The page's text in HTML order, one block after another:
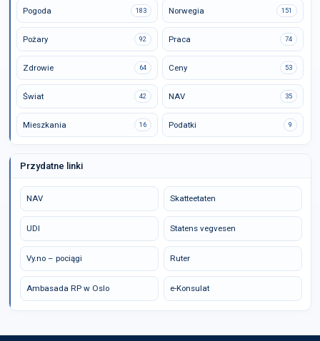
Pogoda 183 Norwegia 151
Pożary 92 Praca 74
Zdrowie 64 Ceny 53
Świat 42 NAV 35
Mieszkania 16 Podatki 9
Przydatne linki
NAV Skatteetaten
UDI Statens vegvesen
Vy.no – pociągi Ruter
Ambasada RP w Oslo e-Konsulat